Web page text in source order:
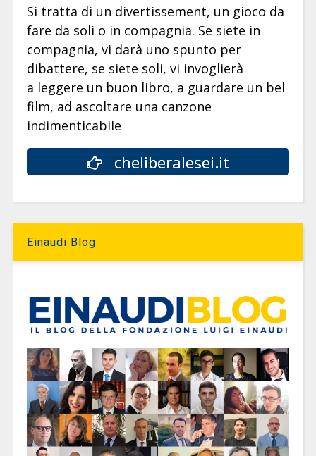
Si tratta di un divertissement, un gioco da
fare da soli o in compagnia. Se siete in
compagnia, vi darà uno spunto per
dibattere, se siete soli, vi invoglierà
a leggere un buon libro, a guardare un bel
film, ad ascoltare una canzone
indimenticabile
cheliberalesei.it
Einaudi Blog